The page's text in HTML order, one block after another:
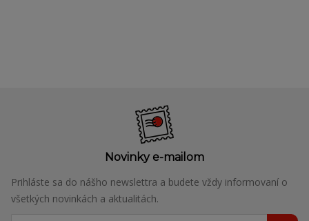
Novinky e-mailom
Prihláste sa do nášho newslettra a budete vždy informovaní o
všetkých novinkách a aktualitách.